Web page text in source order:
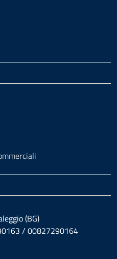
(BG)
/ 00827290164